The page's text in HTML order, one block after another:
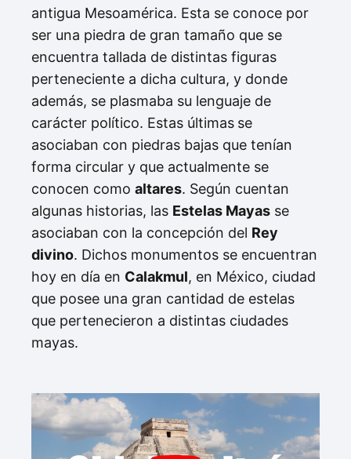
antigua Mesoamérica. Esta se conoce por
ser una piedra de gran tamaño que se
encuentra tallada de distintas figuras
perteneciente a dicha cultura, y donde
además, se plasmaba su lenguaje de
carácter político. Estas últimas se
asociaban con piedras bajas que tenían
forma circular y que actualmente se
conocen como altares. Según cuentan
algunas historias, las Estelas Mayas se
asociaban con la concepción del Rey
divino. Dichos monumentos se encuentran
hoy en día en Calakmul, en México, ciudad
que posee una gran cantidad de estelas
que pertenecieron a distintas ciudades
mayas.